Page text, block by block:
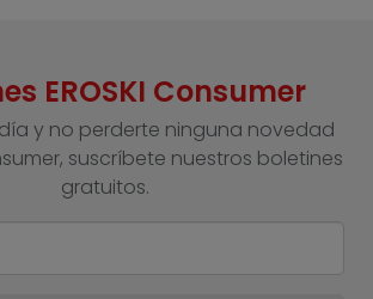
EROSKI Consumer
y no perderte ninguna novedad
suscríbete nuestros boletines
gratuitos.